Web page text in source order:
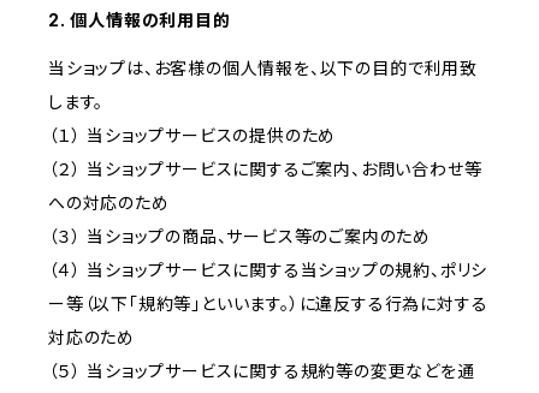
2. 個人情報の利用目的
当ショップは、お客様の個人情報を、以下の目的で利用致
します。
（１） 当ショップサービスの提供のため
（２） 当ショップサービスに関するご案内、お問い合わせ等
への対応のため
（３） 当ショップの商品、サービス等のご案内のため
（４） 当ショップサービスに関する当ショップの規約、ポリシ
ー等（以下「規約等」といいます。）に違反する行為に対する
対応のため
（５） 当ショップサービスに関する規約等の変更などを通